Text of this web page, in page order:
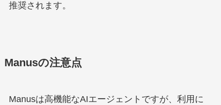
推奨されます。
Manusの注意点
Manusは高機能なAIエージェントですが、利用に